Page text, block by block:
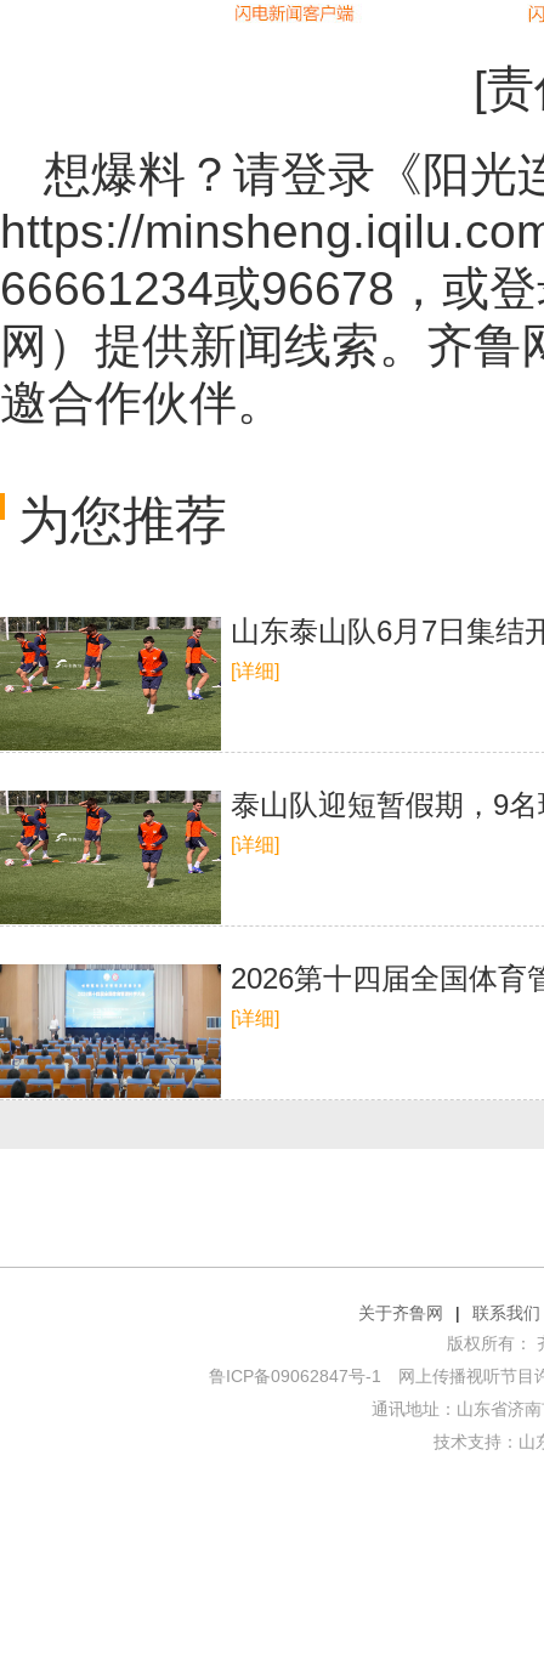
[
想爆料？请登录《阳光
https://
66661234或96678，或
网 ）提供新闻线索。齐鲁
邀合作伙伴。
为您推荐
山东泰山队6月7日集结
[详细]
泰山队迎短暂假期，9
[详细]
2026第十四届全国体育
[详细]
关于齐鲁网 |
联系我们
版权所有：
鲁ICP备09062847号-1
网上传播视听节目
通讯地址：山东省济
技术支持： 山